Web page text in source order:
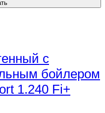
с
бойлером
1.240 Fi+